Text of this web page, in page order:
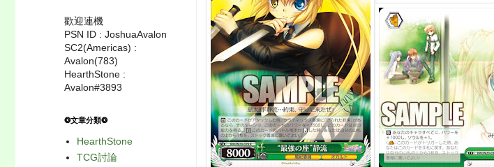
歡迎連機
PSN ID : JoshuaAvalon
SC2(Americas) :
Avalon(783)
HearthStone :
Avalon#3893
❂文章分類❂
HearthStone
TCG討論